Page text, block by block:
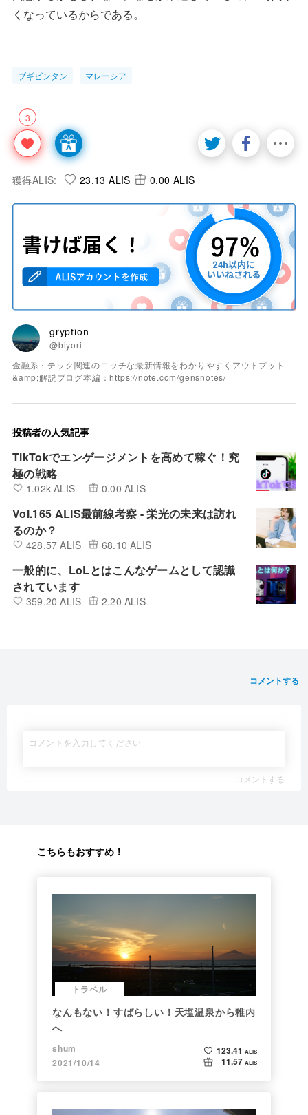
くなっているからである。
ブギビンタン マレーシア
3
獲得ALIS: 23.13 ALIS 0.00 ALIS
gryption
@biyori
金融系・テック関連のニッチな最新情報をわかりやすくアウトプット
&amp;解説ブログ本編：https://note.com/gensnotes/
投稿者の人気記事
TikTokでエンゲージメントを高めて稼ぐ！究
極の戦略
1.02k ALIS 0.00 ALIS
Vol.165 ALIS最前線考察 - 栄光の未来は訪れ
るのか？
428.57 ALIS 68.10 ALIS
一般的に、LoLとはこんなゲームとして認識
されています
359.20 ALIS 2.20 ALIS
コメントする
コメントする
こちらもおすすめ！
トラベル
なんもない！すばらしい！天塩温泉から稚内
へ
shum
2021/10/14
123.41 ALIS
11.57 ALIS